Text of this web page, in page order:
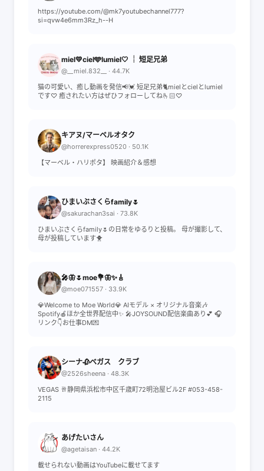
https://youtube.com/@mk7youtubechannel777?
si=qvw4e6mm3Rz_h--H
miel💛ciel🩵lumiel🤍 ┊ 短足兄弟
@__miel.832__ · 44.7K
猫の可愛い、癒し動画を発信📢💓 短足兄弟🐈mielとcielとlumiel
です♡ 癒されたい方はぜひフォローしてね🫰🏻♡
キアヌ/マーベルオタク
@horrerexpress0520 · 50.1K
【マーベル・ハリポタ】 映画紹介＆感想
ひまいぶさくらfamily🌷
@sakurachan3sai · 73.8K
ひまいぶさくらfamily🌷の日常をゆるりと投稿。 母が撮影して、
母が投稿しています🐥
🎤🦋🌷moe💐🦋✨🎸
@moe071557 · 33.9K
💎Welcome to Moe World💎 AIモデル × オリジナル音楽🎶
Spotify🍎ほか全世界配信中✨ 🎤JOYSOUND配信楽曲あり💕 🎧
リンク👇お仕事DM💌
シーナ🥀ベガス クラブ
@2526sheena · 48.3K
VEGAS 🥂静岡県浜松市中区千歳町72明治屋ビル2F #053-458-
2115
あげたいさん
@agetaisan · 44.2K
載せられない動画はYouTubeに載せてます